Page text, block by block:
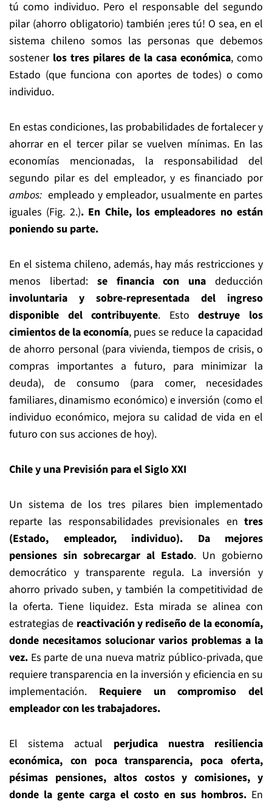
tú como individuo. Pero el responsable del segundo
pilar (ahorro obligatorio) también ¡eres tú! O sea, en el
sistema chileno somos las personas que debemos
sostener los tres pilares de la casa económica, como
Estado (que funciona con aportes de todes) o como
individuo.
En estas condiciones, las probabilidades de fortalecer y
ahorrar en el tercer pilar se vuelven mínimas. En las
economías mencionadas, la responsabilidad del
segundo pilar es del empleador, y es financiado por
ambos: empleado y empleador, usualmente en partes
iguales (Fig. 2.). En Chile, los empleadores no están
poniendo su parte.
En el sistema chileno, además, hay más restricciones y
menos libertad:se financia con una deducción
involuntaria y sobre-representada del ingreso
disponible del contribuyente. Estodestruye los
cimientos de la economía, pues se reduce la capacidad
de ahorro personal (para vivienda, tiempos de crisis, o
compras importantes a futuro, para minimizar la
deuda), de consumo (para comer, necesidades
familiares, dinamismo económico) e inversión (como el
individuo económico, mejora su calidad de vida en el
futuro con sus acciones de hoy).
Chile y una Previsión para el SigloXXI
Un sistema de los tres pilares bien implementado
reparte las responsabilidades previsionales en tres
(Estado, empleador, individuo). Da mejores
pensiones sin sobrecargar al Estado. Un gobierno
democrático y transparente regula. La inversión y
ahorro privado suben, y también la competitividad de
la oferta. Tiene liquidez. Esta mirada se alinea con
estrategias de reactivación y rediseño de la economía,
donde necesitamos solucionar varios problemas a la
vez. Es parte de una nueva matriz público-privada, que
requiere transparencia en la inversión y eficiencia en su
implementación. Requiereun compromiso del
empleador con les trabajadores.
El sistema actual perjudica nuestra resiliencia
económica, con poca transparencia, poca oferta,
pésimas pensiones, altos costos y comisiones, y
donde la gente carga el costo en sus hombros. En